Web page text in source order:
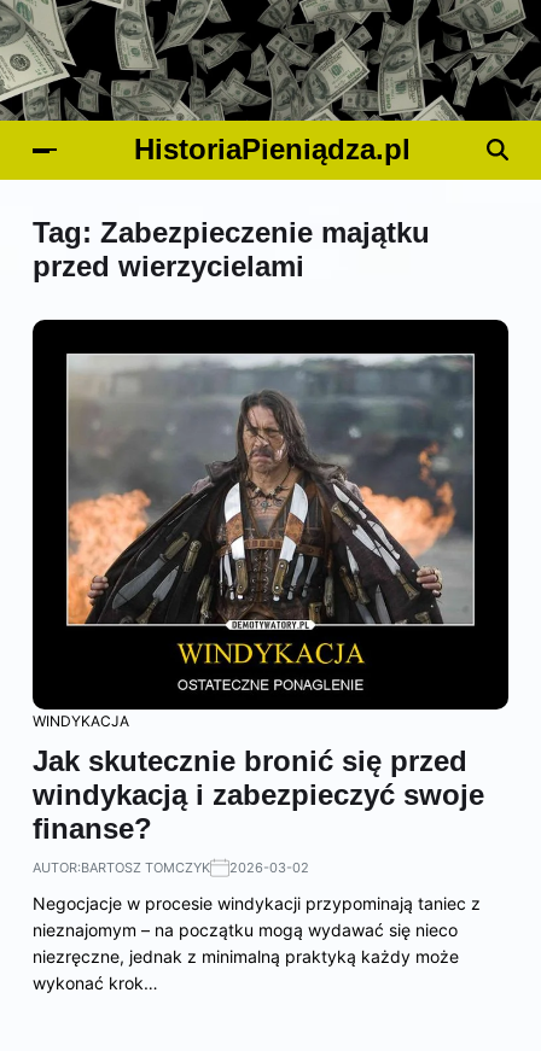
HistoriaPieniądza.pl
Tag: Zabezpieczenie majątku
przed wierzycielami
WINDYKACJA
Jak skutecznie bronić się przed
windykacją i zabezpieczyć swoje
finanse?
AUTOR:BARTOSZ TOMCZYK 2026-03-02
Negocjacje w procesie windykacji przypominają taniec z
nieznajomym – na początku mogą wydawać się nieco
niezręczne, jednak z minimalną praktyką każdy może
wykonać krok…